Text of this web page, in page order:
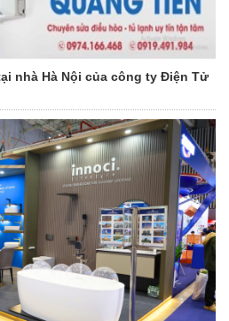
nhà Hà Nội của công ty Điện Tử